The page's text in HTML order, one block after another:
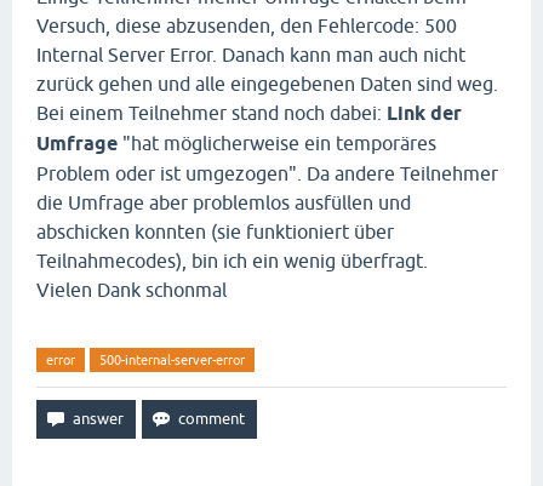
Versuch, diese abzusenden, den Fehlercode: 500
Internal Server Error. Danach kann man auch nicht
zurück gehen und alle eingegebenen Daten sind weg.
Bei einem Teilnehmer stand noch dabei: Link der
Umfrage "hat möglicherweise ein temporäres
Problem oder ist umgezogen". Da andere Teilnehmer
die Umfrage aber problemlos ausfüllen und
abschicken konnten (sie funktioniert über
Teilnahmecodes), bin ich ein wenig überfragt.
Vielen Dank schonmal
error 500-internal-server-error